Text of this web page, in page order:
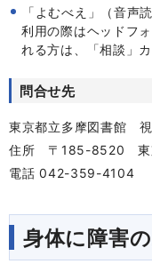
「よむべえ」（音声
利用の際はヘッドフ
れる方は、「相談」
問合せ先
東京都立多摩図書館
住所 〒185-8520 東
電話 042-359-4104
身体に障害